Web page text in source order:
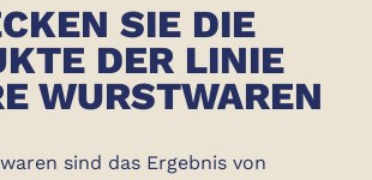
SIE DIE
DER LINIE
WURSTWAREN
sind das Ergebnis von